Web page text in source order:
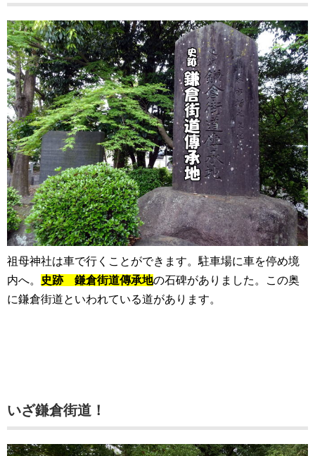
祖母神社は車で行くことができます。駐車場に車を停め境
内へ。
史跡 鎌倉街道傳承地の石碑がありました。この奥
に鎌倉街道といわれている道があります。
いざ鎌倉街道！